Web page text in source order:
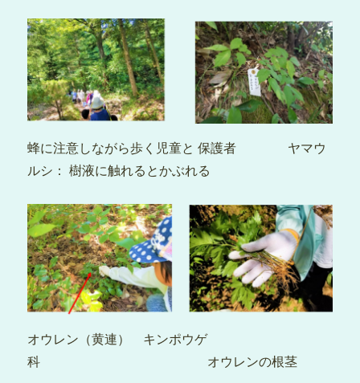
蜂に注意しながら歩く児童と 保護者 ヤマウ
ルシ： 樹液に触れるとかぶれる
オウレン（黄連） キンポウゲ
科 オウレンの根茎